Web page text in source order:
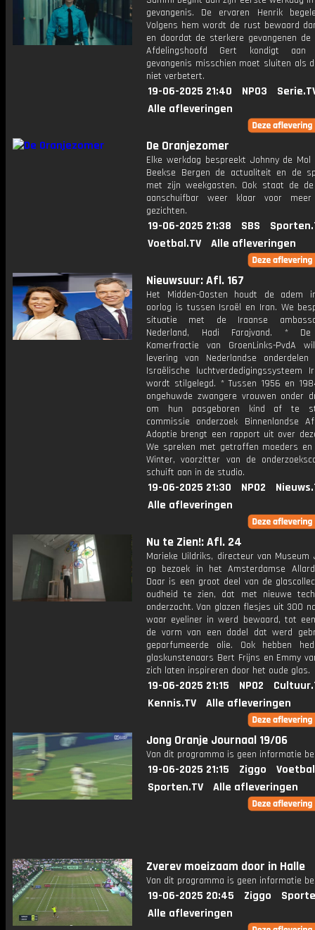
gevangenis. De ervaren Henrik
Volgens hem wordt de rust bewaard
en doordat de sterkere gevangenen de
Afdelingshoofd Gert kondigt
gevangenis misschien moet sluiten als
niet verbetert.
19-06-2025 21:40 NPO3
Alle afleveringen
De Oranjezomer
Elke werkdag bespreekt Johnny de
Beekse Bergen de actualiteit en de
met zijn weekgasten. Ook staat de de
aanschuifbar weer klaar voor meer
gezichten.
19-06-2025 21:38 SBS
Voetbal.TV
Alle afleveringen
Nieuwsuur: Afl. 167
Het Midden-Oosten houdt de adem
oorlog is tussen Israël en Iran. We
situatie met de Iraanse
Nederland, Hadi Farajvand. * De
Kamerfractie van GroenLinks-PvdA
levering van Nederlandse
Israëlische luchtverdedigingssysteem
wordt stilgelegd. * Tussen 1956 en
ongehuwde zwangere vrouwen onder
om hun pasgeboren kind af te
commissie onderzoek Binnenlandse
Adoptie brengt een rapport uit over
We spreken met getroffen moeders en
Winter, voorzitter van de
schuift aan in de studio.
19-06-2025 21:30 NPO2
Alle afleveringen
Nu te Zien!: Afl. 24
Marieke Uildriks, directeur van Museum
op bezoek in het Amsterdamse
Daar is een groot deel van de
oudheid te zien, dat met nieuwe
onderzocht. Van glazen flesjes uit 300
waar eyeliner in werd bewaard, tot
de vorm van een dadel dat werd
geparfumeerde olie. Ook hebben
glaskunstenaars Bert Frijns en Emmy
zich laten inspireren door het oude glas.
19-06-2025 21:15 NPO2
Kennis.TV
Alle afleveringen
Jong Oranje Journaal 19/06
Van dit programma is geen informatie
19-06-2025 21:15 Ziggo
Sporten.TV
Alle afleveringen
Zverev moeizaam door in Halle
Van dit programma is geen informatie
19-06-2025 20:45 Ziggo
Alle afleveringen